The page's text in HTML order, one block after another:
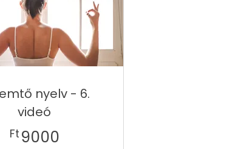
nyelv - 6.
videó
Ft 9000